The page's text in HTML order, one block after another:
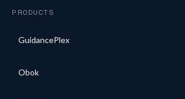
PRODUCTS
GuidancePlex
Obok